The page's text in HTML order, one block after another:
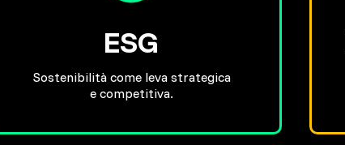
ESG
Sostenibilità come leva strategica
e competitiva.